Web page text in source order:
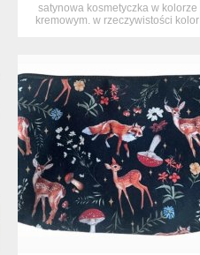
satynowa kosmetyczka w kolorze
kremowym. w rzeczywistości kolor